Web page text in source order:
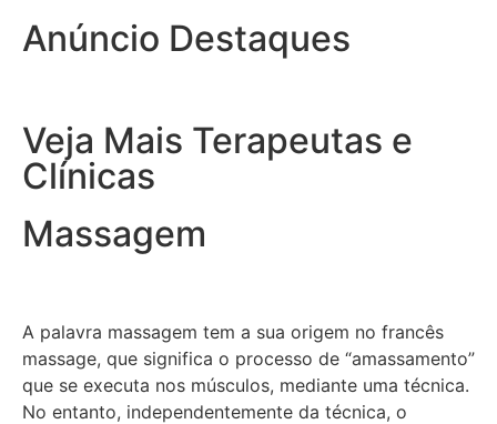
Anúncio Destaques
Veja Mais Terapeutas e
Clínicas
Massagem
A palavra massagem tem a sua origem no francês
massage, que significa o processo de “amassamento”
que se executa nos músculos, mediante uma técnica.
No entanto, independentemente da técnica, o